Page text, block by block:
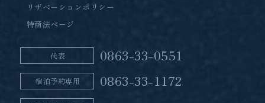
リザベーションポリシー
特商法ページ
代表 0863-33-0551
宿泊予約専用 0863-33-1172